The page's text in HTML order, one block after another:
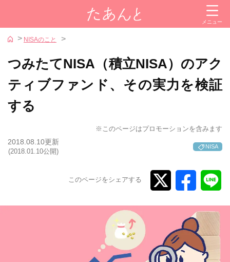
メニュー
閉じる
株式
金
証券会社
参考サイト
NISAのこと
つみたてNISA（積立NISA）のアク
ティブファンド、その実力を検証
する
※このページはプロモーションを含みます
2018.08.10更新
(2018.01.10公開)
NISA
このページをシェアする